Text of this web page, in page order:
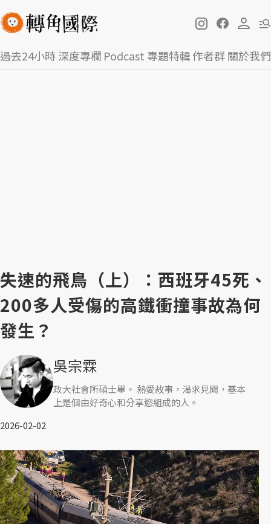
過去24小時深度專欄 Podcast 專題特輯作者群關於我們
失速的飛鳥（上）：西班牙45死、
200多人受傷的高鐵衝撞事故為何
發生？
吳宗霖
政大社會所碩士畢。 熱愛故事，渴求見聞，基本
上是個由好奇心和分享慾組成的人。
2026-02-02